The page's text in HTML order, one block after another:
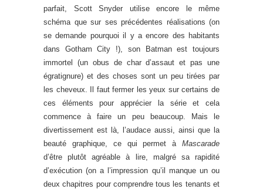
parfait, Scott Snyder utilise encore le même
schéma que sur ses précédentes réalisations (on
se demande pourquoi il y a encore des habitants
dans Gotham City !), son Batman est toujours
immortel (un obus de char d’assaut et pas une
égratignure) et des choses sont un peu tirées par
les cheveux. Il faut fermer les yeux sur certains de
ces éléments pour apprécier la série et cela
commence à faire un peu beaucoup. Mais le
divertissement est là, l’audace aussi, ainsi que la
beauté graphique, ce qui permet à Mascarade
d’être plutôt agréable à lire, malgré sa rapidité
d’exécution (on a l’impression qu’il manque un ou
deux chapitres pour comprendre tous les tenants et